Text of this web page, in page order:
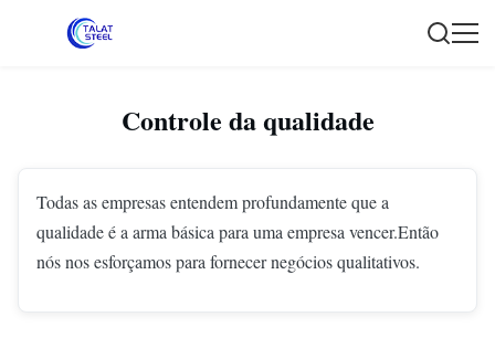
Controle da qualidade
Todas as empresas entendem profundamente que a
qualidade é a arma básica para uma empresa vencer.Então
nós nos esforçamos para fornecer negócios qualitativos.